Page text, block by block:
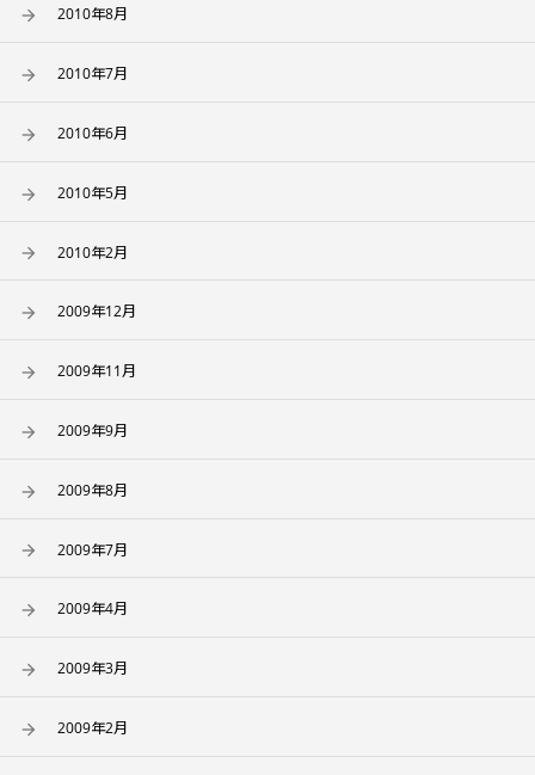
2010年8月
2010年7月
2010年6月
2010年5月
2010年2月
2009年12月
2009年11月
2009年9月
2009年8月
2009年7月
2009年4月
2009年3月
2009年2月